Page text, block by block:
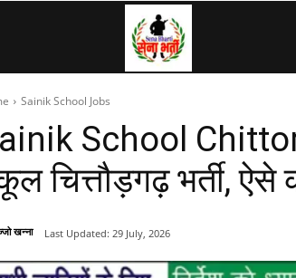
Army,
Sainik School Jobs
School
चित्तौड़गढ़ भर्ती,
खन्ना Last Updated: 29 July, 2026